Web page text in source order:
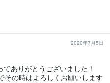
2020年7月5日
ありがとうございました！
その時はよろしくお願いします